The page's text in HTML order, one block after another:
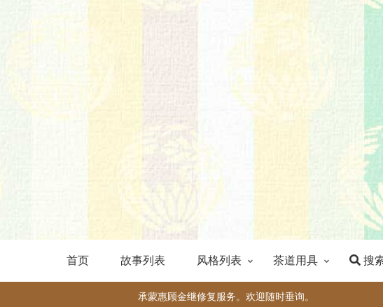
首页 故事列表 风格列表 茶道用具 搜
承蒙惠顾金继修复服务。欢迎随时垂询。